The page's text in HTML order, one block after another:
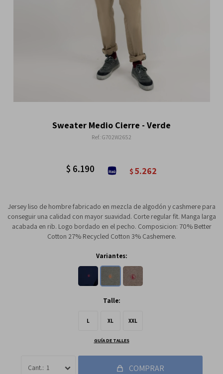
Sweater Medio Cierre - Verde
G702W2652
$ 6.190 $5.262
Jersey liso de hombre fabricado en mezcla de algodón y cashmere para
conseguir una calidad con mayor suavidad. Corte regular fit. Manga larga
acabada en rib. Logo bordado en el pecho. Composicion: 70% Better
Cotton 27% Recycled Cotton 3% Cashemere.
Variantes:
Talle:
L XL XXL
GUÍA DE TALLES
1 COMPRAR